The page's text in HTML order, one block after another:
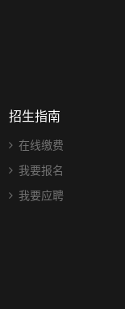
招生指南
在线缴费
我要报名
我要应聘